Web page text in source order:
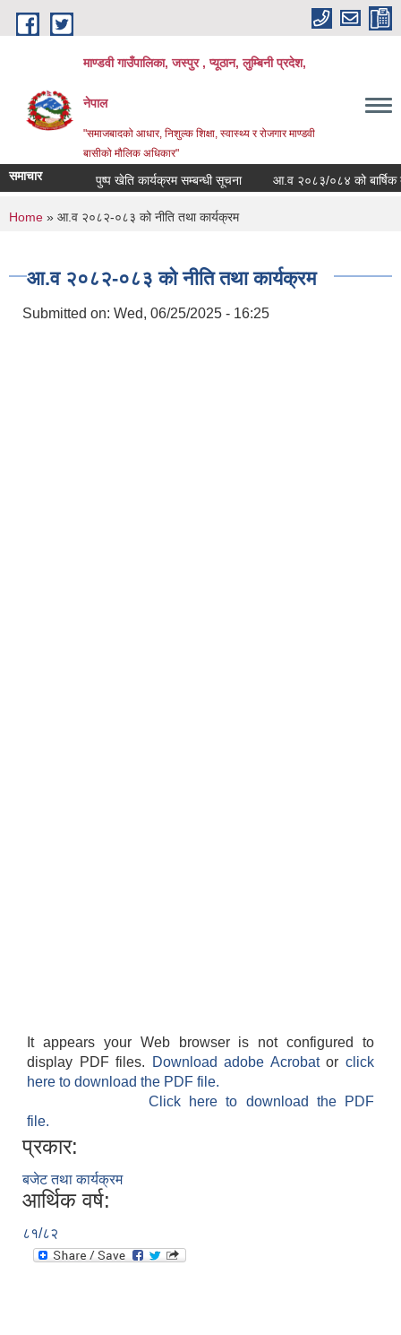
Skip to main content
माण्डवी गाउँपालिका, जस्पुर , प्यूठान, लुम्बिनी प्रदेश,
नेपाल
"समाजबादको आधार, निशुल्क शिक्षा, स्वास्थ्य र रोजगार माण्डवी
बासीको मौलिक अधिकार"
समाचार पुष्प खेति कार्यक्रम सम्बन्धी सूचना आ.व २०८३/०८४ को बार्षिक
You are here
Home » आ.व २०८२-०८३ को नीति तथा कार्यक्रम
आ.व २०८२-०८३ को नीति तथा कार्यक्रम
Submitted on: Wed, 06/25/2025 - 16:25
It appears your Web browser is not configured to
display PDF files.
Download adobe Acrobatorclick
here to download the PDF file.
Click here to download the PDF
file.
प्रकार:
बजेट तथा कार्यक्रम
आर्थिक वर्ष:
८१/८२